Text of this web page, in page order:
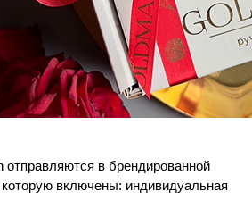
в брендированной
которую включены: индивидуальная